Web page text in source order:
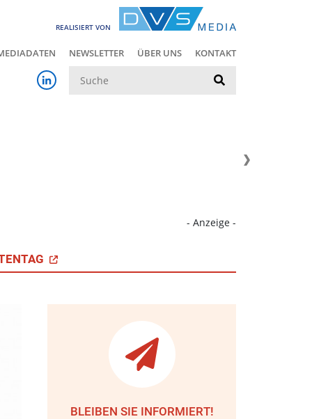
REALISIERT VON
NEWSLETTER ÜBER UNS KONTAKT
- Anzeige -
BLEIBEN SIE INFORMIERT!